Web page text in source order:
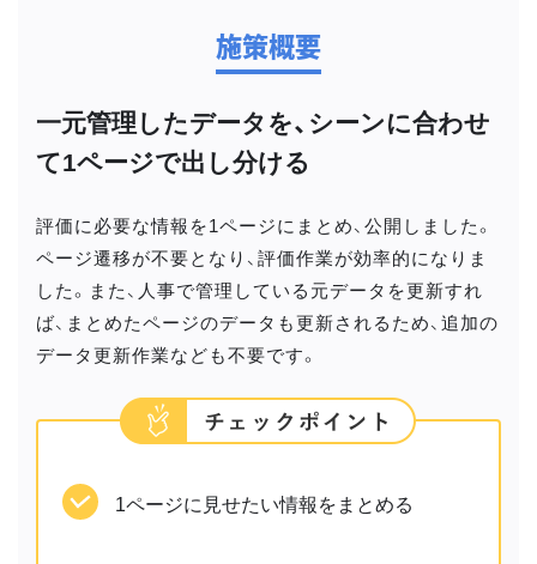
施策概要
一元管理したデータを、シーンに合わせ
て1ページで出し分ける
評価に必要な情報を1ページにまとめ、公開しました。
ページ遷移が不要となり、評価作業が効率的になりま
した。また、人事で管理している元データを更新すれ
ば、まとめたページのデータも更新されるため、追加の
データ更新作業なども不要です。
1ページに見せたい情報をまとめる